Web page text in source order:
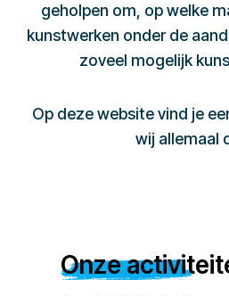
geholpen om, op welke
kunstwerken onder de
zoveel mogelijk
Op deze website vind je
wij allemaal
Onze